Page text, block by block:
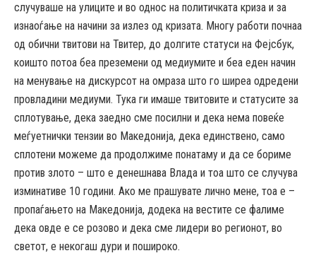
случуваше на улиците и во однос на политичката криза и за
изнаоѓање на начини за излез од кризата. Многу работи почнаа
од обични твитови на Твитер, до долгите статуси на Фејсбук,
коишто потоа беа преземени од медиумите и беа еден начин
на менување на дискурсот на омраза што го ширеа одредени
провладини медиуми. Тука ги имаше твитовите и статусите за
сплотување, дека заедно сме посилни и дека нема повеќе
меѓуетнички тензии во Македонија, дека единствено, само
сплотени можеме да продолжиме понатаму и да се бориме
против злото – што е денешнава Влада и тоа што се случува
изминативе 10 години. Ако ме прашувате лично мене, тоа е –
пропаѓањето на Македонија, додека на вестите се фалиме
дека овде е се розово и дека сме лидери во регионот, во
светот, е некогаш дури и пошироко.